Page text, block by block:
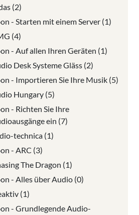
(2)
- Starten mit einem Server (1)
(4)
- Auf allen Ihren Geräten (1)
Desk Systeme Gläss (2)
- Importieren Sie Ihre Musik (5)
Hungary (5)
- Richten Sie Ihre
ein (7)
technica (1)
- ARC (3)
The Dragon (1)
- Alles über Audio (0)
(1)
- Grundlegende Audio-